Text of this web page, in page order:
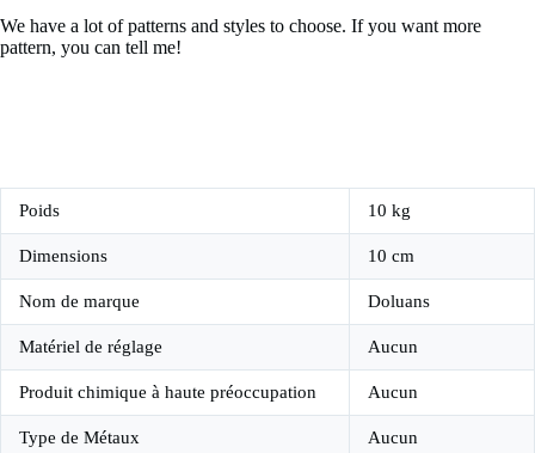
We have a lot of patterns and styles to choose. If you want more
pattern, you can tell me!
Poids 10 kg
Dimensions 10 cm
Nom de marque Doluans
Matériel de réglage Aucun
Produit chimique à haute préoccupation Aucun
Type de Métaux Aucun